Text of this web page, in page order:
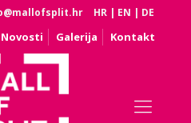
HR | EN | DE
Novosti Galerija Kontakt